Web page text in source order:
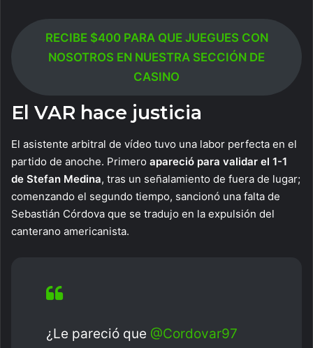
RECIBE $400 PARA QUE JUEGUES CON
NOSOTROS EN NUESTRA SECCIÓN DE
CASINO
El VAR hace justicia
El asistente arbitral de vídeo tuvo una labor perfecta en el
partido de anoche. Primero apareció para validar el 1-1
de Stefan Medina, tras un señalamiento de fuera de lugar;
comenzando el segundo tiempo, sancionó una falta de
Sebastián Córdova que se tradujo en la expulsión del
canterano americanista.
¿Le pareció que @Cordovar97